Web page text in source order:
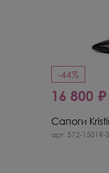
-44%
16 800 ₽
Сапоги
арт. 572-1501R-